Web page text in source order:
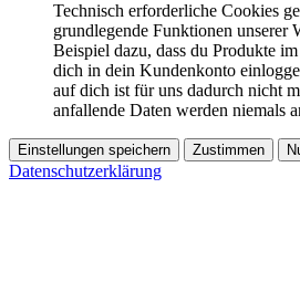
Technisch erforderliche Cookies
grundlegende Funktionen unserer
Beispiel dazu, dass du Produkte
dich in dein Kundenkonto
auf dich ist für uns dadurch nicht
anfallende Daten werden niemals
Einstellungen speichern Zustimmen
Datenschutzerklärung